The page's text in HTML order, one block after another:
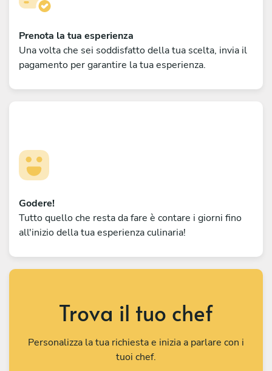
Prenota la tua esperienza
Una volta che sei soddisfatto della tua scelta, invia il
pagamento per garantire la tua esperienza.
Godere!
Tutto quello che resta da fare è contare i giorni fino
all'inizio della tua esperienza culinaria!
Trova il tuo chef
Personalizza la tua richiesta e inizia a parlare con i
tuoi chef.